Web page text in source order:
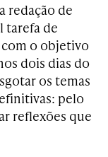
redação de
tarefa de
o objetivo
dois dias do
os temas
pelo
reflexões que